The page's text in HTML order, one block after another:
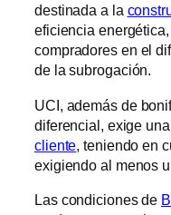
destinada a la
eficiencia
compradores en el
de la subrogación.
UCI, además de
diferencial, exige
cliente, teniendo en
exigiendo al menos
Las condiciones de